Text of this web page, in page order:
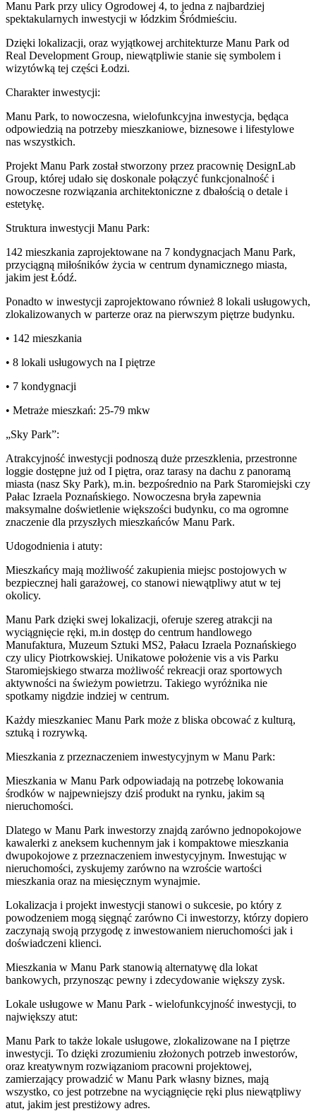
Manu Park przy ulicy Ogrodowej 4, to jedna z najbardziej
spektakularnych inwestycji w łódzkim Śródmieściu.
Dzięki lokalizacji, oraz wyjątkowej architekturze Manu Park od
Real Development Group, niewątpliwie stanie się symbolem i
wizytówką tej części Łodzi.
Charakter inwestycji:
Manu Park, to nowoczesna, wielofunkcyjna inwestycja, będąca
odpowiedzią na potrzeby mieszkaniowe, biznesowe i lifestylowe
nas wszystkich.
Projekt Manu Park został stworzony przez pracownię DesignLab
Group, której udało się doskonale połączyć funkcjonalność i
nowoczesne rozwiązania architektoniczne z dbałością o detale i
estetykę.
Struktura inwestycji Manu Park:
142 mieszkania zaprojektowane na 7 kondygnacjach Manu Park,
przyciągną miłośników życia w centrum dynamicznego miasta,
jakim jest Łódź.
Ponadto w inwestycji zaprojektowano również 8 lokali usługowych,
zlokalizowanych w parterze oraz na pierwszym piętrze budynku.
• 142 mieszkania
• 8 lokali usługowych na I piętrze
• 7 kondygnacji
• Metraże mieszkań: 25-79 mkw
„Sky Park”:
Atrakcyjność inwestycji podnoszą duże przeszklenia, przestronne
loggie dostępne już od I piętra, oraz tarasy na dachu z panoramą
miasta (nasz Sky Park), m.in. bezpośrednio na Park Staromiejski czy
Pałac Izraela Poznańskiego. Nowoczesna bryła zapewnia
maksymalne doświetlenie większości budynku, co ma ogromne
znaczenie dla przyszłych mieszkańców Manu Park.
Udogodnienia i atuty:
Mieszkańcy mają możliwość zakupienia miejsc postojowych w
bezpiecznej hali garażowej, co stanowi niewątpliwy atut w tej
okolicy.
Manu Park dzięki swej lokalizacji, oferuje szereg atrakcji na
wyciągnięcie ręki, m.in dostęp do centrum handlowego
Manufaktura, Muzeum Sztuki MS2, Pałacu Izraela Poznańskiego
czy ulicy Piotrkowskiej. Unikatowe położenie vis a vis Parku
Staromiejskiego stwarza możliwość rekreacji oraz sportowych
aktywności na świeżym powietrzu. Takiego wyróżnika nie
spotkamy nigdzie indziej w centrum.
Każdy mieszkaniec Manu Park może z bliska obcować z kulturą,
sztuką i rozrywką.
Mieszkania z przeznaczeniem inwestycyjnym w Manu Park:
Mieszkania w Manu Park odpowiadają na potrzebę lokowania
środków w najpewniejszy dziś produkt na rynku, jakim są
nieruchomości.
Dlatego w Manu Park inwestorzy znajdą zarówno jednopokojowe
kawalerki z aneksem kuchennym jak i kompaktowe mieszkania
dwupokojowe z przeznaczeniem inwestycyjnym. Inwestując w
nieruchomości, zyskujemy zarówno na wzroście wartości
mieszkania oraz na miesięcznym wynajmie.
Lokalizacja i projekt inwestycji stanowi o sukcesie, po który z
powodzeniem mogą sięgnąć zarówno Ci inwestorzy, którzy dopiero
zaczynają swoją przygodę z inwestowaniem nieruchomości jak i
doświadczeni klienci.
Mieszkania w Manu Park stanowią alternatywę dla lokat
bankowych, przynosząc pewny i zdecydowanie większy zysk.
Lokale usługowe w Manu Park - wielofunkcyjność inwestycji, to
największy atut:
Manu Park to także lokale usługowe, zlokalizowane na I piętrze
inwestycji. To dzięki zrozumieniu złożonych potrzeb inwestorów,
oraz kreatywnym rozwiązaniom pracowni projektowej,
zamierzający prowadzić w Manu Park własny biznes, mają
wszystko, co jest potrzebne na wyciągnięcie ręki plus niewątpliwy
atut, jakim jest prestiżowy adres.